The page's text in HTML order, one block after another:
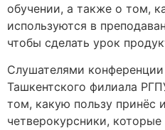
обучении, а также о том,
используются в
чтобы сделать урок
Слушателями конференции
Ташкентского филиала
том, какую пользу принёс
четверокурсники,